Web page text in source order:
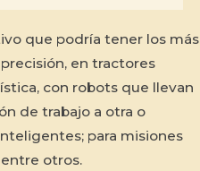
que podría tener los más
en tractores
con robots que llevan
de trabajo a otra o
para misiones
otros.